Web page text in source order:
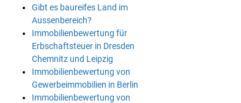
Gibt es baureifes Land im
Aussenbereich?
Immobilienbewertung für
Erbschaftsteuer in Dresden
Chemnitz und Leipzig
Immobilienbewertung von
Gewerbeimmobilien in Berlin
Immobilienbewertung von